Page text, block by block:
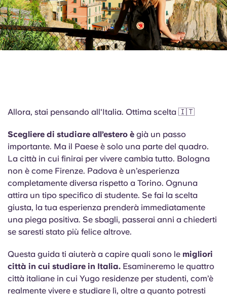
English (US)
Chinese
Italian
French
Portuguese
Seleziona una città
Seleziona una residenza
Allora, stai pensando all'Italia. Ottima scelta 🇮🇹
Scegliere di studiare all’estero è già un passo
importante. Ma il Paese è solo una parte del quadro.
La città in cui finirai per vivere cambia tutto. Bologna
non è come Firenze. Padova è un’esperienza
completamente diversa rispetto a Torino. Ognuna
attira un tipo specifico di studente. Se fai la scelta
giusta, la tua esperienza prenderà immediatamente
una piega positiva. Se sbagli, passerai anni a chiederti
se saresti stato più felice altrove.
Questa guida ti aiuterà a capire quali sono le migliori
città in cui studiare in Italia. Esamineremo le quattro
città italiane in cui Yugo residenze per studenti, com’è
realmente vivere e studiare lì, oltre a quanto potresti